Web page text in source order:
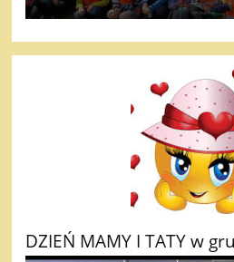
DZIEŃ MAMY I TATY w